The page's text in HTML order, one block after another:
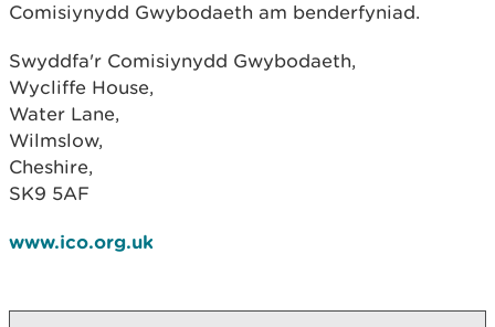
Comisiynydd Gwybodaeth am benderfyniad.
Swyddfa'r Comisiynydd Gwybodaeth,
Wycliffe House,
Water Lane,
Wilmslow,
Cheshire,
SK9 5AF
www.ico.org.uk